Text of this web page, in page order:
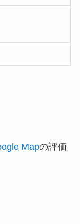
Mapの評価